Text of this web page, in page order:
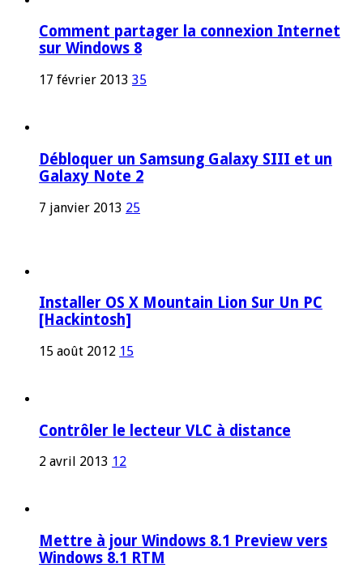
Comment partager la connexion Internet
sur Windows 8
17 février 2013 35
Débloquer un Samsung Galaxy SIII et un
Galaxy Note 2
7 janvier 2013 25
Installer OS X Mountain Lion Sur Un PC
[Hackintosh]
15 août 2012 15
Contrôler le lecteur VLC à distance
2 avril 2013 12
Mettre à jour Windows 8.1 Preview vers
Windows 8.1 RTM